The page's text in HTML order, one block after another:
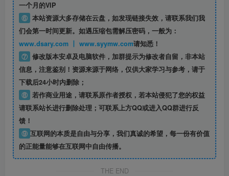
一个月的VIP
⑥ 本站资源大多存储在云盘，如发现链接失效，请联系我们我
们会第一时间更新。如遇压缩包需解压密码，一般为：
www.dsary.com 丨 www.syymw.com请知悉！
⑦ 修改版本安卓及电脑软件，加群提示为修改者自留， 非本站
信息，注意鉴别！资源来源于网络，仅供大家学习与参考，请于
下载后24小时内删除；
⑧ 若作商业用途，请联系原作者授权，若本站侵犯了您的权益
请联系站长进行删除处理；可联系上方QQ或进入QQ群进行反
馈！
⑨ 互联网的本质是自由与分享，我们真诚的希望，每一份有价值
的正能量能够在互联网中自由传播。
THE END